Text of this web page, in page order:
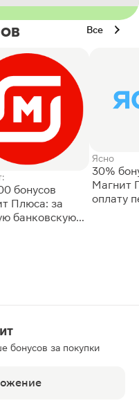
Все
бонусов
Плюса: за
банковскую
Ясно
30%
Магнит
оплату
бонусов за покупки